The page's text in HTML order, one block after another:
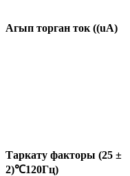
Агып торган ток ((uA)
Таркату факторы (25 ±
2)℃120Гц)